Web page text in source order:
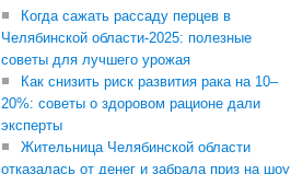
Когда сажать рассаду перцев в
Челябинской области-2025: полезные
советы для лучшего урожая
Как снизить риск развития рака на 10–
20%: советы о здоровом рационе дали
эксперты
Жительница Челябинской области
отказалась от денег и забрала приз на шоу